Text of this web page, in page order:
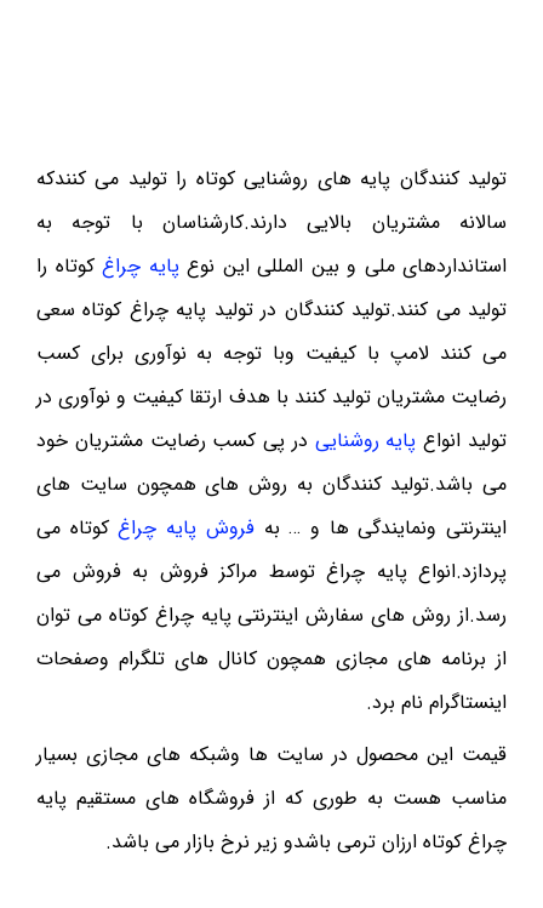
تولید کنندگان پایه های روشنایی کوتاه را تولید می کنندکه
سالانه مشتریان بالایی دارند.کارشناسان با توجه به
استانداردهای ملی و بین المللی این نوع پایه چراغ کوتاه را
تولید می کنند.تولید کنندگان در تولید پایه چراغ کوتاه سعی
می کنند لامپ با کیفیت وبا توجه به نوآوری برای کسب
رضایت مشتریان تولید کنند با هدف ارتقا کیفیت و نوآوری در
تولید انواع پایه روشنایی در پی کسب رضایت مشتریان خود
می باشد.تولید کنندگان به روش های همچون سایت های
اینترنتی ونمایندگی ها و … بهفروش پایه چراغکوتاه می
پردازد.انواع پایه چراغ توسط مراکز فروش به فروش می
رسد.از روش های سفارش اینترنتی پایه چراغ کوتاه می توان
از برنامه های مجازی همچون کانال های تلگرام وصفحات
اینستاگرام نام برد.
قیمت این محصول در سایت ها وشبکه های مجازی بسیار
مناسب هست به طوری که از فروشگاه های مستقیم پایه
چراغ کوتاه ارزان ترمی باشدو زیر نرخ بازار می باشد.